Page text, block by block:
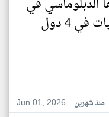
في
إفريقيا بافتتاح ممثليات في 4 دول
Jun 01, 2026
منذ شهرين